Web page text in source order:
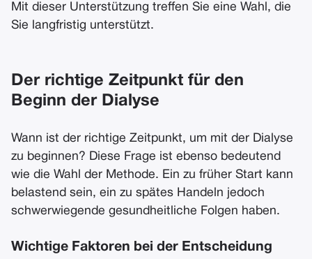
Mit dieser Unterstützung treffen Sie eine Wahl, die
Sie langfristig unterstützt.
Der richtige Zeitpunkt für den
Beginn der Dialyse
Wann ist der richtige Zeitpunkt, um mit der Dialyse
zu beginnen? Diese Frage ist ebenso bedeutend
wie die Wahl der Methode. Ein zu früher Start kann
belastend sein, ein zu spätes Handeln jedoch
schwerwiegende gesundheitliche Folgen haben.
Wichtige Faktoren bei der Entscheidung